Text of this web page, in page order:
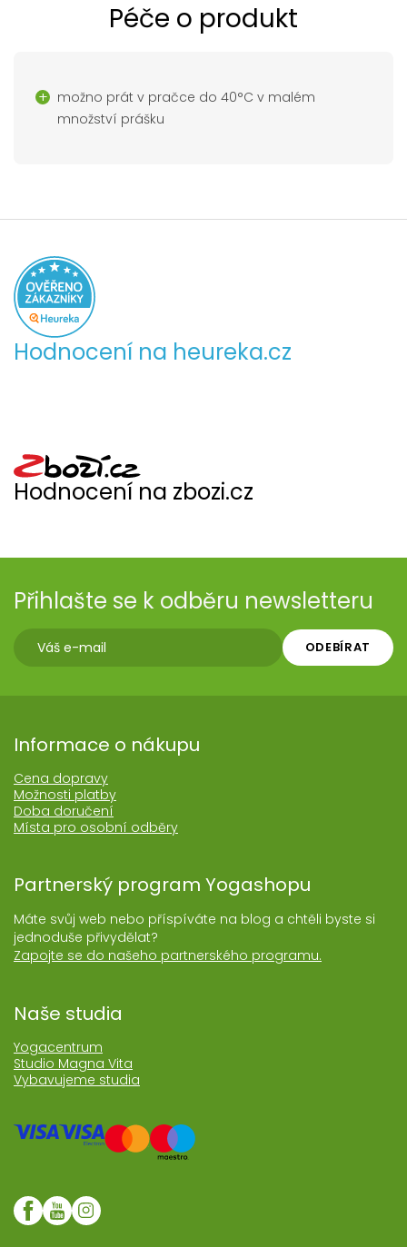
Péče o produkt
možno prát v pračce do 40°C v malém
množství prášku
Hodnocení na heureka.cz
Hodnocení na zbozi.cz
Přihlašte se k odběru newsletteru
ODEBÍRAT
Informace o nákupu
Cena dopravy
Možnosti platby
Doba doručení
Místa pro osobní odběry
Partnerský program Yogashopu
Máte svůj web nebo příspíváte na blog a chtěli byste si
jednoduše přivydělat?
Zapojte se do našeho partnerského programu.
Naše studia
Yogacentrum
Studio Magna Vita
Vybavujeme studia